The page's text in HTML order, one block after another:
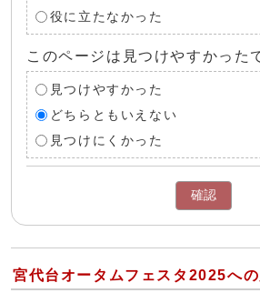
役に立たなかった
このページは見つけやすかった
見つけやすかった
どちらともいえない
見つけにくかった
確認
宮代台オータムフェスタ2025への